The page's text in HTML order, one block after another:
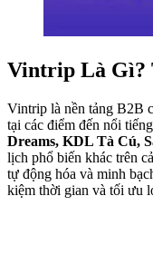
Vintrip Là Gì?
Vintrip là nền tảng B2B
tại các điểm đến nổi
Dreams, KDL Tà Cú,
lịch phổ biến khác trên
tự động hóa và minh
kiệm thời gian và tối ưu